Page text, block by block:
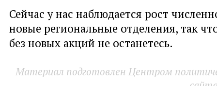
Сейчас у нас наблюдается рост
новые региональные отделения, так
без новых акций не останетесь.
Материал подготовлен Центром